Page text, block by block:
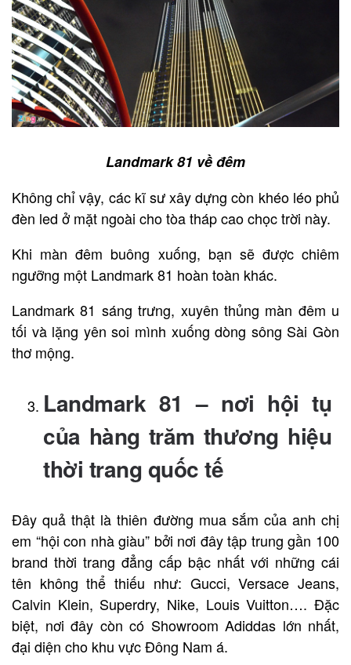
Landmark 81 về đêm
Không chỉ vậy, các kĩ sư xây dựng còn khéo léo phủ
đèn led ở mặt ngoài cho tòa tháp cao chọc trời này.
Khi màn đêm buông xuống, bạn sẽ được chiêm
ngưỡng một Landmark 81 hoàn toàn khác.
Landmark 81 sáng trưng, xuyên thủng màn đêm u
tối và lặng yên soi mình xuống dòng sông Sài Gòn
thơ mộng.
Landmark 81 – nơi hội tụ
của hàng trăm thương hiệu
thời trang quốc tế
Đây quả thật là thiên đường mua sắm của anh chị
em “hội con nhà giàu” bởi nơi đây tập trung gần 100
brand thời trang đẳng cấp bậc nhất với những cái
tên không thể thiếu như: Gucci, Versace Jeans,
Calvin Klein, Superdry, Nike, Louis Vuitton…. Đặc
biệt, nơi đây còn có Showroom Adiddas lớn nhất,
đại diện cho khu vực Đông Nam á.